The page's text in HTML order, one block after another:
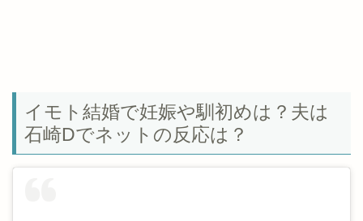
イモト結婚で妊娠や馴初めは？夫は
石崎Dでネットの反応は？